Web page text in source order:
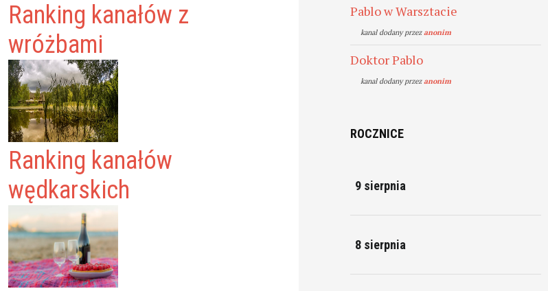
Ranking kanałów z
wróżbami
Ranking kanałów
wędkarskich
Pablo w Warsztacie
kanal dodany przezanonim
Doktor Pablo
kanal dodany przezanonim
ROCZNICE
9 sierpnia
8 sierpnia